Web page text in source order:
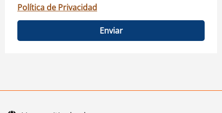
Política de Privacidad
Enviar